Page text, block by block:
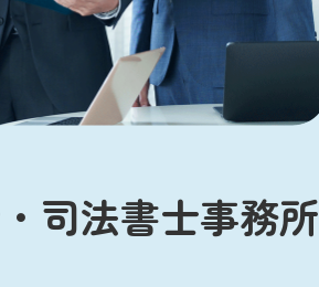
司法書士事務所